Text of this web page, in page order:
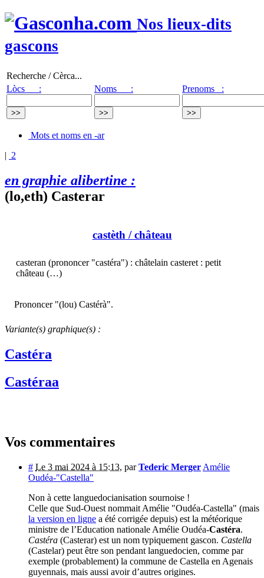
Nos lieux-dits
gascons
Recherche / Cèrca...
Lòcs :
Noms : Prenoms :
Mots et noms en -ar
| 2
en graphie alibertine :
(lo,eth) Casterar
castèth/ château
casteran (prononcer "castéra") : châtelain casteret : petit
château (…)
Prononcer "(lou) Castérà".
Variante(s) graphique(s) :
Castéra
Castéraa
Vos commentaires
# Le 3 mai 2024 à 15:13, parTederic Merger Amélie
Oudéa-"Castella"
Non à cette languedocianisation sournoise !
Celle que Sud-Ouest nommait Amélie "Oudéa-Castella" (mais
la version en ligne a été corrigée depuis) est la météorique
ministre de l’Education nationale Amélie Oudéa-Castéra.
Castéra (Casterar) est un nom typiquement gascon. Castella
(Castelar) peut être son pendant languedocien, comme par
exemple (probablement) la commune de Castella en Agenais
guyennais, mais aussi avoir d’autres origines.